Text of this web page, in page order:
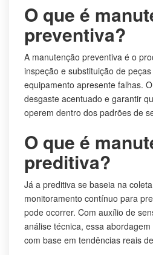
O que é
preventiva?
A manutenção preventiva é o
inspeção e substituição de
equipamento apresente falhas.
desgaste acentuado e garantir
operem dentro dos padrões de
O que é
preditiva?
Já a preditiva se baseia na
monitoramento contínuo para
pode ocorrer. Com auxílio de
análise técnica, essa
com base em tendências reais